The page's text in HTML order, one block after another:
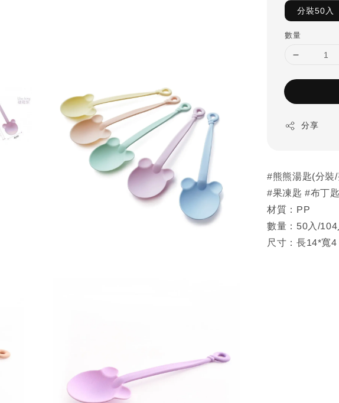
分裝50入
數量
分享
#熊熊湯匙(分裝
#果凍匙 #布丁
材質：PP
數量：50入/
尺寸：長14*寬4